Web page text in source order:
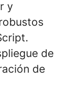
y
de
de